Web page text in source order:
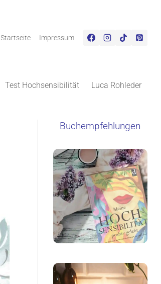
Startseite Impressum
Test Hochsensibilität Luca Rohleder
Buchempfehlungen